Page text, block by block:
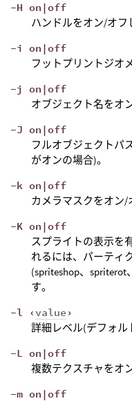
-H on|off
ハンドルをオン/オフ
-i on|off
フットプリントジオ
-j on|off
オブジェクト名をオ
-J on|off
フルオブジェクトパ
がオンの場合)。
-k on|off
カメラマスクをオン/
-K on|off
スプライトの表示を
れるには、パーティ
(spriteshop、spriterot
す。
-l ‹value ›
詳細レベル(デフォル
-L on|off
複数テクスチャをオ
-m on|off